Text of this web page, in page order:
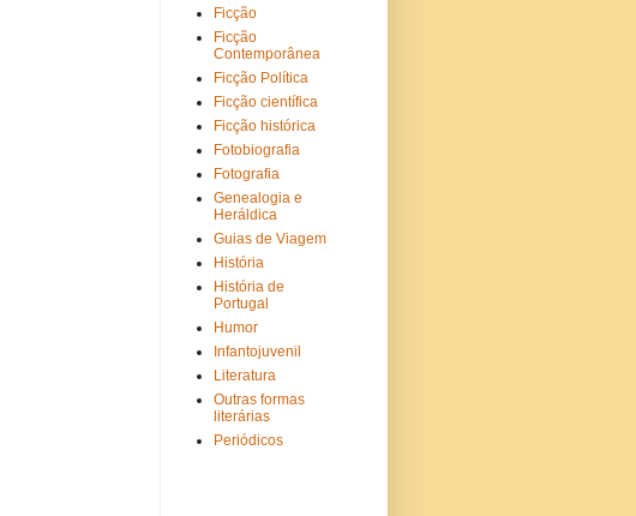
Ficção
Ficção
Contemporânea
Ficção Política
Ficção científica
Ficção histórica
Fotobiografia
Fotografia
Genealogia e
Heráldica
Guias de Viagem
História
História de
Portugal
Humor
Infantojuvenil
Literatura
Outras formas
literárias
Periódicos